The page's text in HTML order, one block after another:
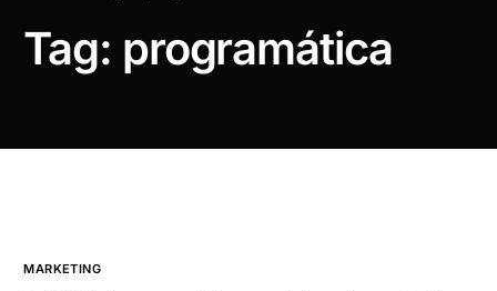
Tag: programática
MARKETING